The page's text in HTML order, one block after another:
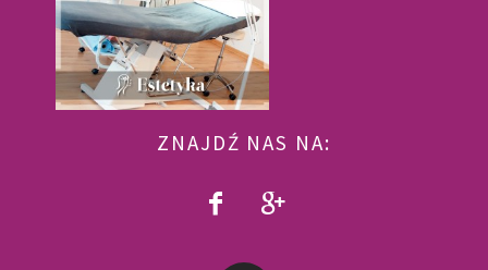
ZNAJDŹ NAS NA: